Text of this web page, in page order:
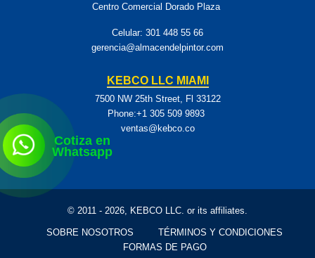
Cotiza en
Whatsapp
Centro Comercial Dorado Plaza
Celular: 301 448 55 66
gerencia@almacendelpintor.com
KEBCO LLC MIAMI
7500 NW 25th Street, Fl 33122
Phone:+1 305 509 9893
ventas@kebco.co
© 2011 - 2026, KEBCO LLC. or its affiliates.
SOBRE NOSOTROS
TÉRMINOS Y CONDICIONES
FORMAS DE PAGO